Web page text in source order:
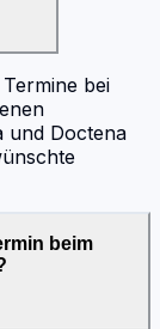
bei
und Doctena
beim